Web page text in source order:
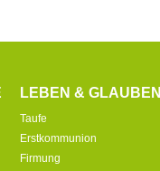
LEBEN & GLAUBEN
Taufe
Erstkommunion
Firmung